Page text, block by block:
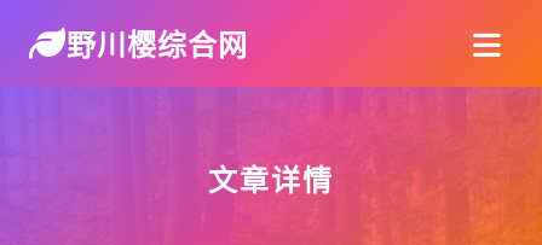
野川樱综合网
文章详情